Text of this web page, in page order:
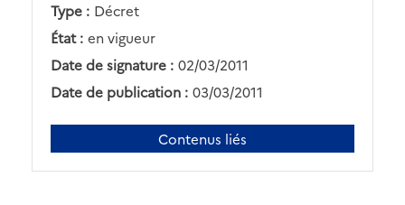
Type : Décret
État : en vigueur
Date de signature : 02/03/2011
Date de publication : 03/03/2011
Contenus liés